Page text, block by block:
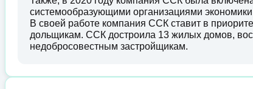
системообразующими организациями
В своей работе компания ССК ставит в
дольщикам. ССК достроила 13 жилых домов,
недобросовестным застройщикам.